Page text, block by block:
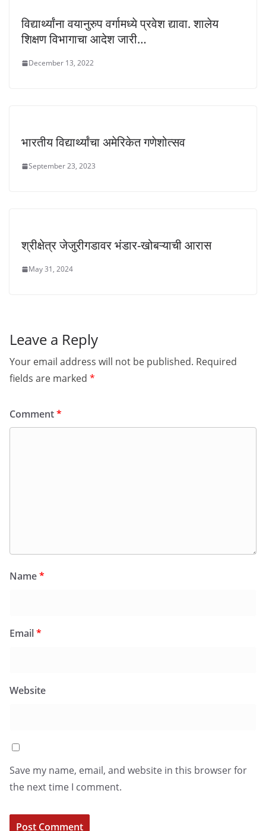
विद्यार्थ्यांना वयानुरुप वर्गामध्ये प्रवेश द्यावा. शालेय
शिक्षण विभागाचा आदेश जारी…
December 13, 2022
भारतीय विद्यार्थ्यांचा अमेरिकेत गणेशोत्सव
September 23, 2023
श्रीक्षेत्र जेजुरीगडावर भंडार-खोबऱ्याची आरास
May 31, 2024
Leave a Reply
Your email address will not be published. Required
fields are marked *
Comment*
Name*
Email*
Website
Save my name, email, and website in this browser for
the next time I comment.